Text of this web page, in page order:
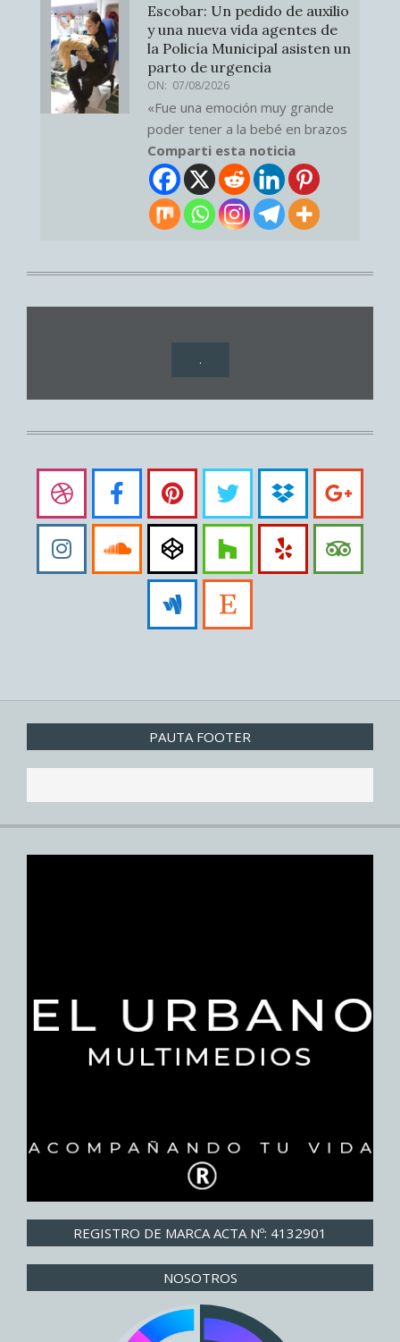
Escobar: Un pedido de auxilio
y una nueva vida agentes de
la Policía Municipal asisten un
parto de urgencia
ON: 07/08/2026
«Fue una emoción muy grande
poder tener a la bebé en brazos
Comparti esta noticia
.
PAUTA FOOTER
REGISTRO DE MARCA ACTA Nº: 4132901
NOSOTROS